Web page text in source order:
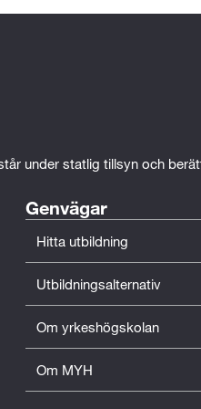
under statlig tillsyn och
Genvägar
Hitta utbildning
Utbildningsalternativ
Om yrkeshögskolan
Om MYH